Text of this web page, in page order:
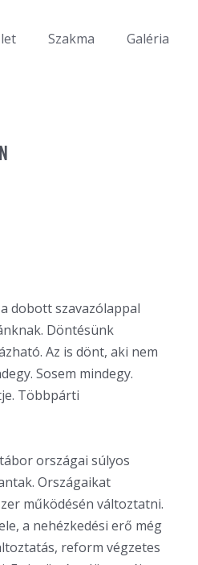
Szakma Galéria
dobott szavazólappal
Döntésünk
Az is dönt, aki nem
Sosem mindegy.
Többpárti
országai súlyos
Országaikat
működésén változtatni.
a nehézkedési erő még
reform végzetes